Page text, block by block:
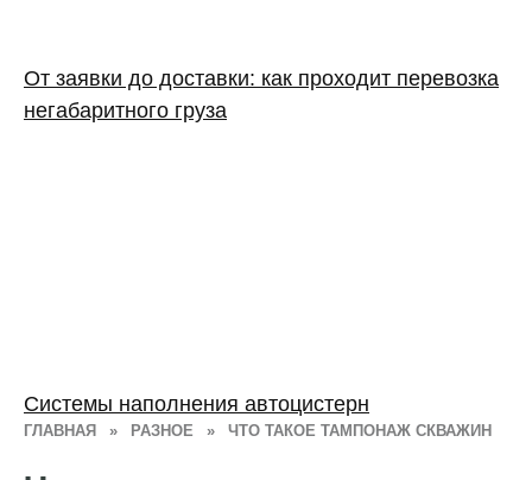
ГЛАВНАЯ » РАЗНОЕ » ЧТО ТАКОЕ ТАМПОНАЖ СКВАЖИН
От заявки до доставки: как проходит перевозка
негабаритного груза
Системы наполнения автоцистерн